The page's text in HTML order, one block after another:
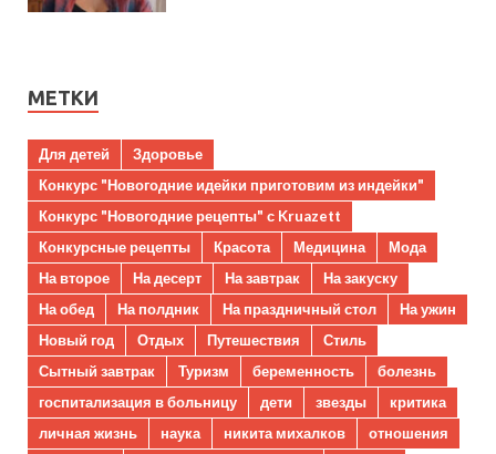
МЕТКИ
Для детей
Здоровье
Конкурс "Новогодние идейки приготовим из индейки"
Конкурс "Новогодние рецепты" с Kruazett
Конкурсные рецепты
Красота Медицина
Мода
На второе
На десерт На завтрак
На закуску
На обед
На полдник На праздничный стол
На ужин
Новый год
Отдых Путешествия
Стиль
Сытный завтрак
Туризм беременность
болезнь
госпитализация в больницу
дети звезды
критика
личная жизнь
наука никита михалков
отношения